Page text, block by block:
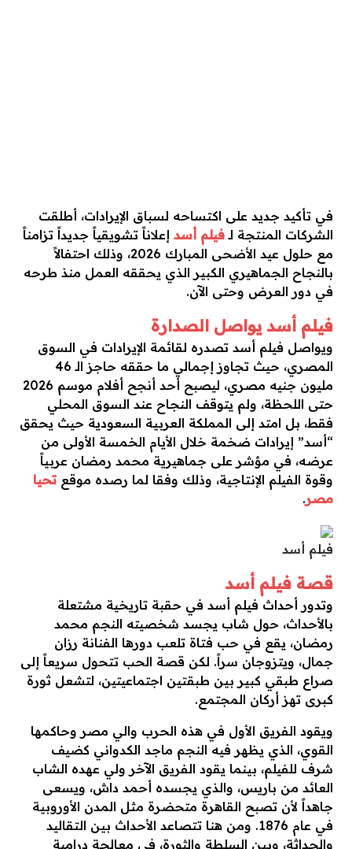
في تأكيد جديد على اكتساحه لسباق الإيرادات، أطلقت
الشركات المنتجة لـ فيلم أسد إعلاناً تشويقياً جديداً تزامناً
مع حلول عيد الأضحى المبارك 2026، وذلك احتفالاً
بالنجاح الجماهيري الكبير الذي يحققه العمل منذ طرحه
في دور العرض وحتى الآن.
فيلم أسد يواصل الصدارة
ويواصل فيلم أسد تصدره لقائمة الإيرادات في السوق
المصري، حيث تجاوز إجمالي ما حققه حاجز الـ 46
مليون جنيه مصري، ليصبح أحد أنجح أفلام موسم 2026
حتى اللحظة، ولم يتوقف النجاح عند السوق المحلي
فقط، بل امتد إلى المملكة العربية السعودية حيث يحقق
“أسد” إيرادات ضخمة خلال الأيام الخمسة الأولى من
عرضه، في مؤشر على جماهيرية محمد رمضان عربياً
وقوة الفيلم الإنتاجية، وذلك وفقا لما رصده موقعتحيا
مصر.
فيلم أسد
قصة فيلم أسد
وتدور أحداث فيلم أسد في حقبة تاريخية مشتعلة
بالأحداث، حول شاب يجسد شخصيته النجم محمد
رمضان، يقع في حب فتاة تلعب دورها الفنانة رزان
جمال، ويتزوجان سراً. لكن قصة الحب تتحول سريعاً إلى
صراع طبقي كبير بين طبقتين اجتماعيتين، لتشعل ثورة
كبرى تهز أركان المجتمع.
ويقود الفريق الأول في هذه الحرب والي مصر وحاكمها
القوي، الذي يظهر فيه النجم ماجد الكدواني كضيف
شرف للفيلم، بينما يقود الفريق الآخر ولي عهده الشاب
العائد من باريس، والذي يجسده أحمد داش، ويسعى
جاهداً لأن تصبح القاهرة متحضرة مثل المدن الأوروبية
في عام 1876. ومن هنا تتصاعد الأحداث بين التقاليد
والحداثة، وبين السلطة والثورة، في معالجة درامية